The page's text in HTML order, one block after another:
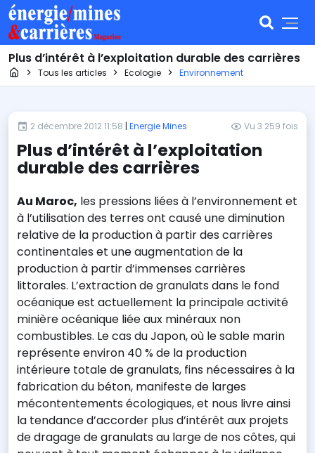
Plus d’intérêt à l’exploitation durable des carrières
Page d'accueil
Tous les articles Ecologie Environnement
2 décembre 2012 11:58 | Energie Mines Vu 3 259 fois
Plus d’intérêt à l’exploitation
durable des carrières
Au Maroc, les pressions liées à l’environnement et
à l’utilisation des terres ont causé une diminution
relative de la production à partir des carrières
continentales et une augmentation de la
production à partir d’immenses carrières
littorales. L’extraction de granulats dans le fond
océanique est actuellement la principale activité
minière océanique liée aux minéraux non
combustibles. Le cas du Japon, où le sable marin
représente environ 40 % de la production
intérieure totale de granulats, fins nécessaires à la
fabrication du béton, manifeste de larges
mécontentements écologiques, et nous livre ainsi
la tendance d’accorder plus d’intérêt aux projets
de dragage de granulats au large de nos côtes, qui